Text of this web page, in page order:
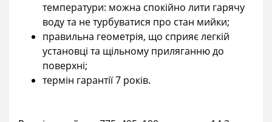
температури: можна спокійно лити гарячу
воду та не турбуватися про стан мийки;
правильна геометрія, що сприяє легкій
установці та щільному приляганню до
поверхні;
термін гарантії 7 років.